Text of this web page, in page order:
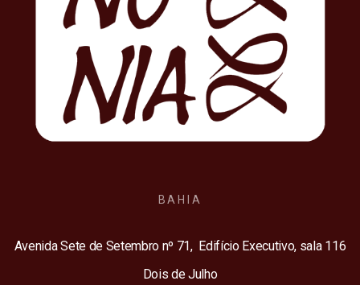
BAHIA
Avenida Sete de Setembro nº 71, Edifício Executivo, sala 116
Dois de Julho